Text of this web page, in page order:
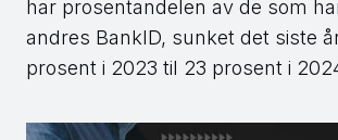
har prosentandelen av de som
andres BankID, sunket det siste
prosent i 2023 til 23 prosent i